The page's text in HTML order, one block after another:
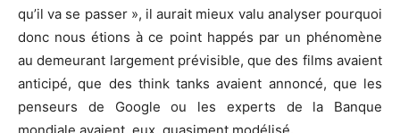
qu’il va se passer », il aurait mieux valu analyser pourquoi
donc nous étions à ce point happés par un phénomène
au demeurant largement prévisible, que des films avaient
anticipé, que des think tanks avaient annoncé, que les
penseurs de Google ou les experts de la Banque